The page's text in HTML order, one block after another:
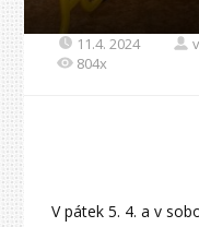
11.4. 2024
804x
V pátek 5. 4. a v